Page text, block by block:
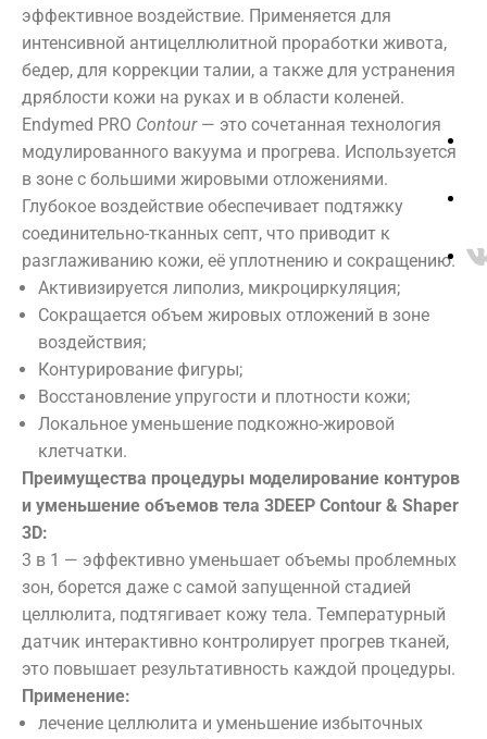
эффективное воздействие. Применяется для
интенсивной антицеллюлитной проработки живота,
бедер, для коррекции талии, а также для устранения
дряблости кожи на руках и в области коленей.
Endymed PRO Contour — это сочетанная технология
модулированного вакуума и прогрева. Используется
в зоне с большими жировыми отложениями.
Глубокое воздействие обеспечивает подтяжку
соединительно-тканных септ, что приводит к
разглаживанию кожи, её уплотнению и сокращению.
Активизируется липолиз, микроциркуляция;
Сокращается объем жировых отложений в зоне
воздействия;
Контурирование фигуры;
Восстановление упругости и плотности кожи;
Локальное уменьшение подкожно-жировой
клетчатки.
Преимущества процедуры моделирование контуров
и уменьшение объемов тела 3DEEP Contour & Shaper
3D:
3 в 1 — эффективно уменьшает объемы проблемных
зон, борется даже с самой запущенной стадией
целлюлита, подтягивает кожу тела. Температурный
датчик интерактивно контролирует прогрев тканей,
это повышает результативность каждой процедуры.
Применение:
лечение целлюлита и уменьшение избыточных
Лицо
Уходы
Аппаратная
косметология
Инъекционные
методики
Пилинг
Консультация
Тело
Аппаратная
Инъекционные
методики
Депиляция
ДНК-тест
АКВАЗОНА
[ Comfort
Zone ]
THALASSO
bretagne
Algotherm
Biologique
Recherche
Массаж
Этикет
Парикмахерская
Коррекция
бровей
Оформление
ресниц
Ногтевой
сервис
О КОМПАНИИ: ФИЛОСОФИЯ
ОТЗЫВЫ ПРЕССА О НАС
НАШИ ПАРТНЕРЫ ЛИЦЕНЗИИ
ДОКУМЕНТЫ НОВОСТИ
АКЦИИ
Уважаемые
клиенты
Цены находятся в стадии переработки. Просьба
уточнять актуальные цены у администратора!